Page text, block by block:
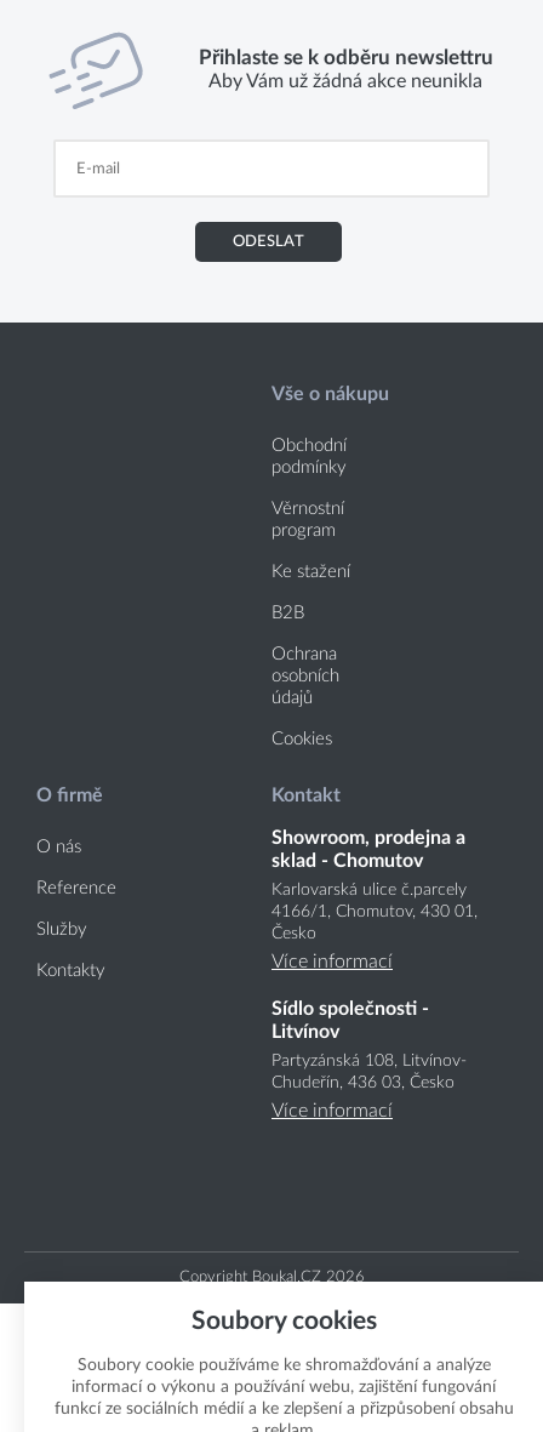
Přihlaste se k odběru newslettru
Aby Vám už žádná akce neunikla
ODESLAT
Vše o nákupu
Obchodní
podmínky
Věrnostní
program
Ke stažení
B2B
Ochrana
osobních
údajů
Cookies
O firmě
O nás
Reference
Služby
Kontakty
Kontakt
Showroom, prodejna a
sklad - Chomutov
Karlovarská ulice č.parcely
4166/1, Chomutov, 430 01,
Česko
Více informací
Sídlo společnosti -
Litvínov
Partyzánská 108, Litvínov-
Chudeřín, 436 03, Česko
Více informací
Copyright Boukal.CZ 2026
Soubory cookies
Soubory cookie používáme ke shromažďování a analýze
informací o výkonu a používání webu, zajištění fungování
funkcí ze sociálních médií a ke zlepšení a přizpůsobení obsahu